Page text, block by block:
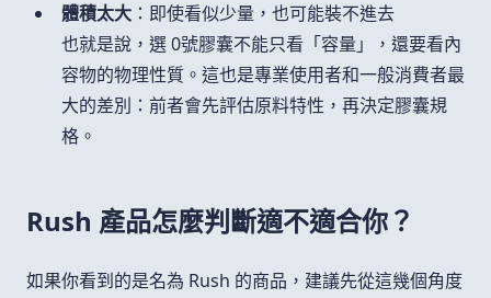
體積太大 ：即使看似少量，也可能裝不進去
也就是說，選 0號膠囊不能只看「容量」，還要看內
容物的物理性質。這也是專業使用者和一般消費者最
大的差別：前者會先評估原料特性，再決定膠囊規
格。
Rush 產品怎麼判斷適不適合你？
如果你看到的是名為 Rush 的商品，建議先從這幾個角度